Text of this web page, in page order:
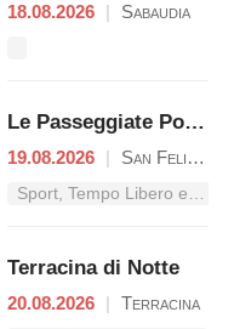
18.08.2026 | Sabaudia
Le Passeggiate Poetiche nel Parco Nazionale del Circeo
19.08.2026 | San Felice Circeo
Sport, Tempo Libero e Divertimento nel Lazio
Terracina di Notte
20.08.2026 | Terracina